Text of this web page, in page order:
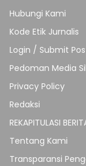
Hubungi Kami
Kode Etik Jurnalis
Login / Submit
Pedoman Media
Privacy Policy
Redaksi
REKAPITULASI
Tentang Kami
Transparansi